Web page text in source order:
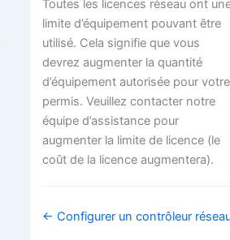
Toutes les licences réseau ont
limite d’équipement pouvant être
utilisé. Cela signifie que vous
devrez augmenter la quantité
d’équipement autorisée pour votre
permis. Veuillez contacter notre
équipe d’assistance pour
augmenter la limite de licence (le
coût de la licence augmentera).
Navigation
← Configurer un contrôleur